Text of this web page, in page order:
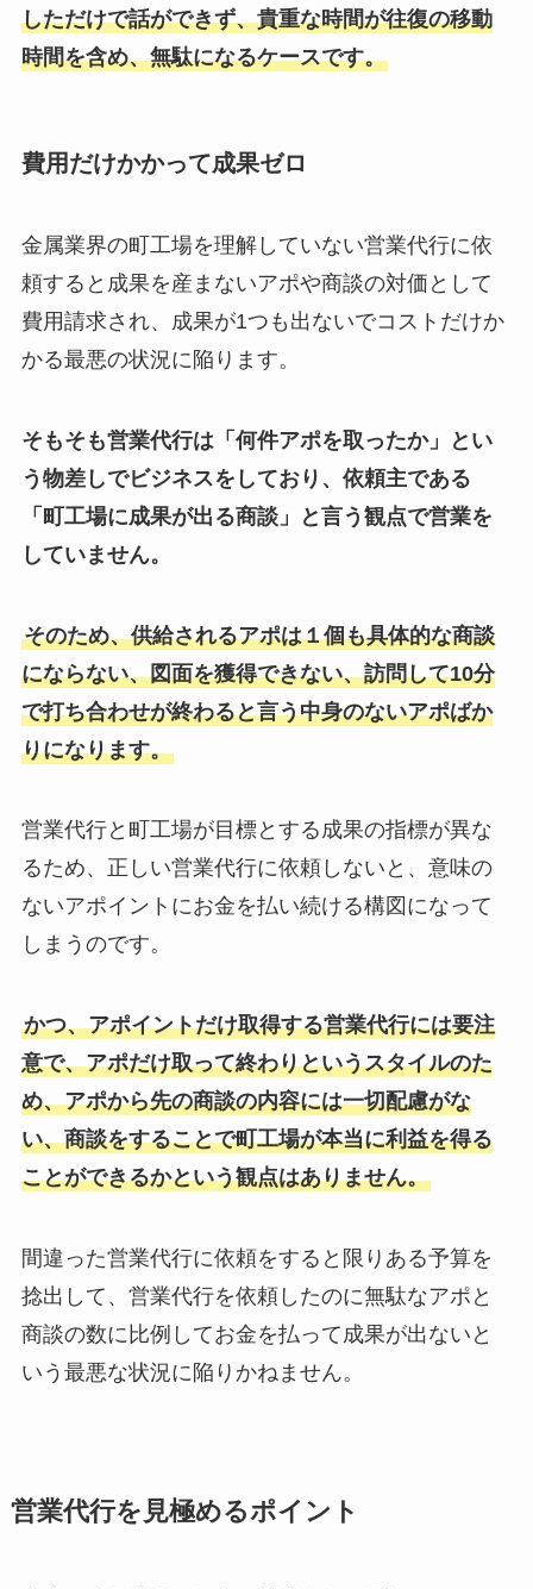
しただけで話ができず、貴重な時間が往復の移動
時間を含め、無駄になるケースです。
費用だけかかって成果ゼロ
金属業界の町工場を理解していない営業代行に依
頼すると成果を産まないアポや商談の対価として
費用請求され、成果が1つも出ないでコストだけか
かる最悪の状況に陥ります。
そもそも営業代行は「何件アポを取ったか」とい
う物差しでビジネスをしており、依頼主である
「町工場に成果が出る商談」と言う観点で営業を
していません。
そのため、供給されるアポは１個も具体的な商談
にならない、図面を獲得できない、訪問して10分
で打ち合わせが終わると言う中身のないアポばか
りになります。
営業代行と町工場が目標とする成果の指標が異な
るため、正しい営業代行に依頼しないと、意味の
ないアポイントにお金を払い続ける構図になって
しまうのです。
かつ、アポイントだけ取得する営業代行には要注
意で、アポだけ取って終わりというスタイルのた
め、アポから先の商談の内容には一切配慮がな
い、商談をすることで町工場が本当に利益を得る
ことができるかという観点はありません。
間違った営業代行に依頼をすると限りある予算を
捻出して、営業代行を依頼したのに無駄なアポと
商談の数に比例してお金を払って成果が出ないと
いう最悪な状況に陥りかねません。
営業代行を見極めるポイント